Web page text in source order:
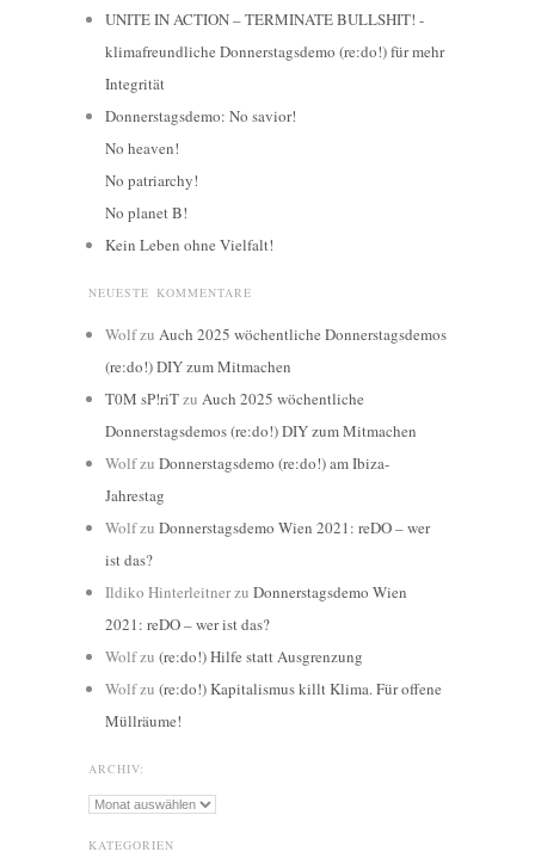
UNITE IN ACTION – TERMINATE BULLSHIT! -
klimafreundliche Donnerstagsdemo (re:do!) für mehr
Integrität
Donnerstagsdemo: No savior!
No heaven!
No patriarchy!
No planet B!
Kein Leben ohne Vielfalt!
NEUESTE KOMMENTARE
Wolfzu Auch 2025 wöchentliche Donnerstagsdemos
(re:do!) DIY zum Mitmachen
T0M sP!riTzu Auch 2025 wöchentliche
Donnerstagsdemos (re:do!) DIY zum Mitmachen
Wolfzu Donnerstagsdemo (re:do!) am Ibiza-
Jahrestag
Wolfzu Donnerstagsdemo Wien 2021: reDO – wer
ist das?
Ildiko Hinterleitnerzu Donnerstagsdemo Wien
2021: reDO – wer ist das?
Wolfzu (re:do!) Hilfe statt Ausgrenzung
Wolfzu (re:do!) Kapitalismus killt Klima. Für offene
Müllräume!
ARCHIV:
Archiv:
KATEGORIEN